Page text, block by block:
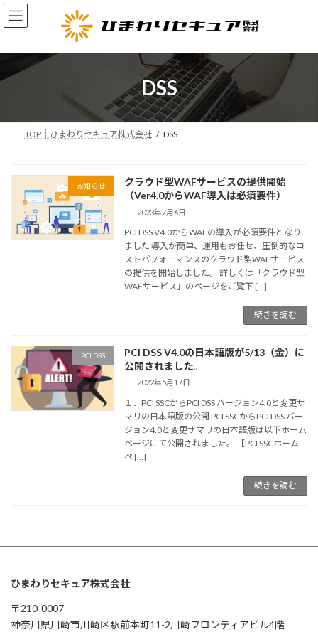
コ
ン
へ
ッ
ナ
ビ
ョ
移
DSS
TOP｜ひまわりセキュア株式会社 DSS
お知らせ
クラウド型WAFサービスの提供開始
（Ver4.0からWAF導入は必須要件）
2023年7月6日
PCI DSS V4.0からWAFの導入が必須要件となり
ました 導入が簡単、運用もお任せ、圧倒的なコ
ストパフォーマンスのクラウド型WAFサービス
の提供を開始しました。 詳しくは「クラウド型
WAFサービス」のページをご覧下 […]
続きを読む
PCI DSS
PCI DSS V4.0の日本語版が5/13（金）に
公開されました。
2022年5月17日
１．PCI SSCからPCI DSS バージョン4.0と変更サ
マリの日本語版の公開 PCI SSCからPCI DSS バー
ジョン4.0と変更サマリの日本語版は以下ホーム
ページにて公開されました。 【PCI SSCホーム
ペ […]
続きを読む
ひまわりセキュア株式会社
〒210-0007
神奈川県川崎市川崎区駅前本町11-2川崎フロンティアビル4階